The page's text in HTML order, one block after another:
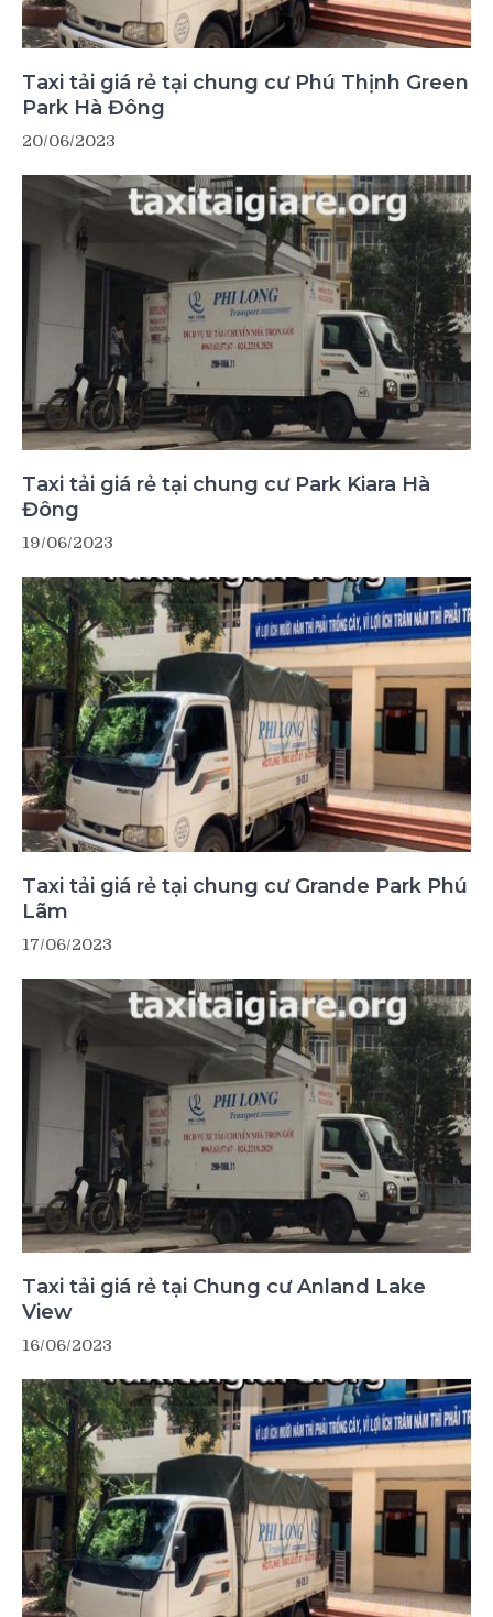
Taxi tải giá rẻ tại chung cư Phú Thịnh Green
Park Hà Đông
20/06/2023
Taxi tải giá rẻ tại chung cư Park Kiara Hà
Đông
19/06/2023
Taxi tải giá rẻ tại chung cư Grande Park Phú
Lãm
17/06/2023
Taxi tải giá rẻ tại Chung cư Anland Lake
View
16/06/2023